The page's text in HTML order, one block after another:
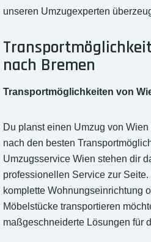
unseren Umzugexperten
nach Bremen
Transportmöglichkeiten von
Du planst einen Umzug von
nach den besten
Umzugsservice Wien stehen dir
professionellen Service zur
komplette Wohnungseinrichtung
Möbelstücke transportieren
maßgeschneiderte Lösungen für